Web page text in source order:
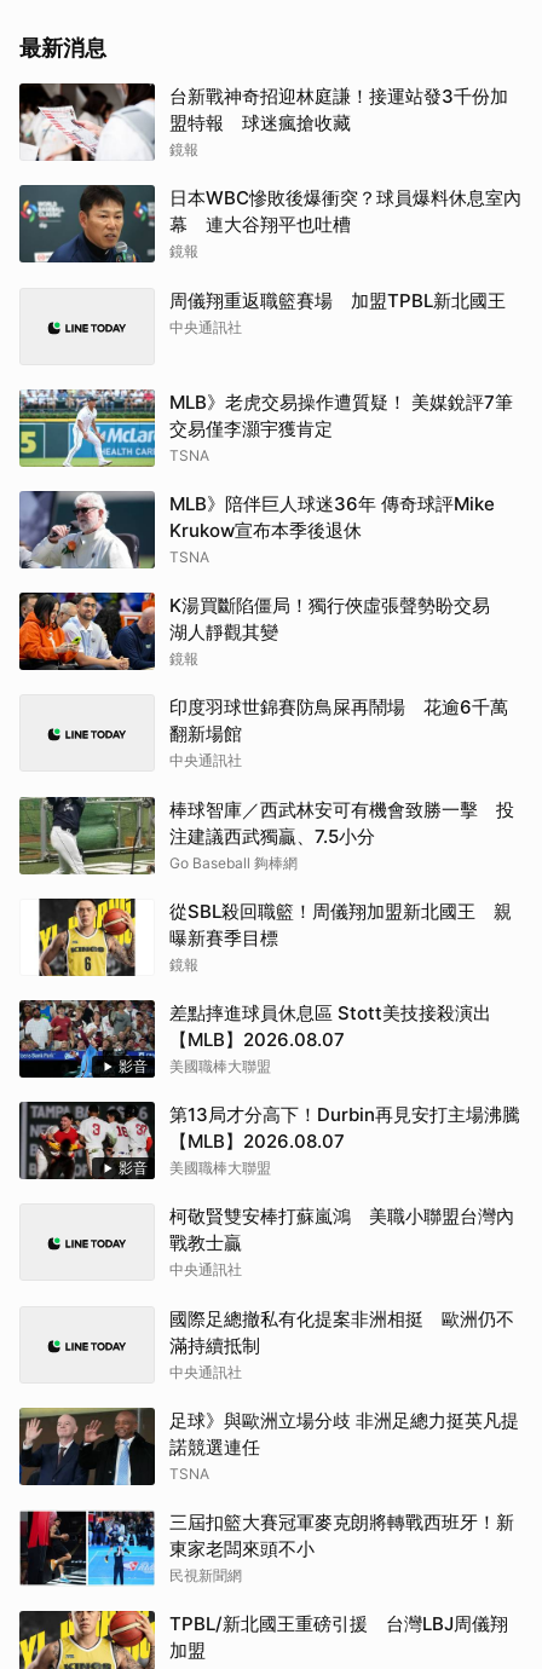
最新消息
台新戰神奇招迎林庭謙！接運站發3千份加
盟特報 球迷瘋搶收藏
鏡報
日本WBC慘敗後爆衝突？球員爆料休息室內
幕 連大谷翔平也吐槽
鏡報
周儀翔重返職籃賽場 加盟TPBL新北國王
中央通訊社
MLB》老虎交易操作遭質疑！ 美媒銳評7筆
交易僅李灝宇獲肯定
TSNA
MLB》陪伴巨人球迷36年 傳奇球評Mike
Krukow宣布本季後退休
TSNA
K湯買斷陷僵局！獨行俠虛張聲勢盼交易
湖人靜觀其變
鏡報
印度羽球世錦賽防鳥屎再鬧場 花逾6千萬
翻新場館
中央通訊社
棒球智庫／西武林安可有機會致勝一擊 投
注建議西武獨贏、7.5小分
Go Baseball 夠棒網
從SBL殺回職籃！周儀翔加盟新北國王 親
曝新賽季目標
鏡報
影音
差點摔進球員休息區 Stott美技接殺演出
【MLB】2026.08.07
美國職棒大聯盟
影音
第13局才分高下！Durbin再見安打主場沸騰
【MLB】2026.08.07
美國職棒大聯盟
柯敬賢雙安棒打蘇嵐鴻 美職小聯盟台灣內
戰教士贏
中央通訊社
國際足總撤私有化提案非洲相挺 歐洲仍不
滿持續抵制
中央通訊社
足球》與歐洲立場分歧 非洲足總力挺英凡提
諾競選連任
TSNA
三屆扣籃大賽冠軍麥克朗將轉戰西班牙！新
東家老闆來頭不小
民視新聞網
TPBL/新北國王重磅引援 台灣LBJ周儀翔
加盟